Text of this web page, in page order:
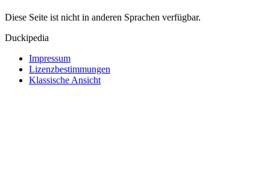
Diese Seite ist nicht in anderen Sprachen verfügbar.
Duckipedia
Impressum
Lizenzbestimmungen
Klassische Ansicht